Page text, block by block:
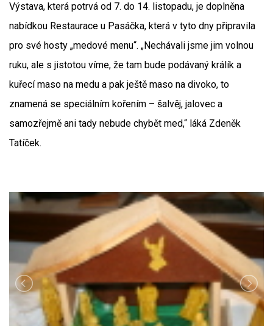
Výstava, která potrvá od 7. do 14. listopadu, je doplněna
nabídkou Restaurace u Pasáčka, která v tyto dny připravila
pro své hosty „medové menu“. „Nechávali jsme jim volnou
ruku, ale s jistotou víme, že tam bude podávaný králík a
kuřecí maso na medu a pak ještě maso na divoko, to
znamená se speciálním kořením – šalvěj, jalovec a
samozřejmě ani tady nebude chybět med,“ láká Zdeněk
Tatíček.